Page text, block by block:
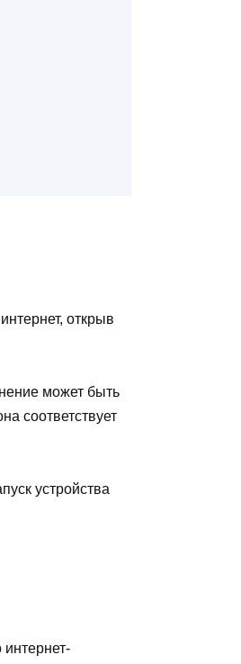
открыв
может быть
соответствует
устройства